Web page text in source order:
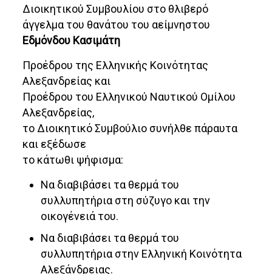
Διοικητικού Συμβουλίου στο θλιβερό
άγγελμα του θανάτου του αείμνηστου
Εδμόνδου Κασιμάτη
Προέδρου της Ελληνικής Κοινότητας
Αλεξανδρείας και
Προέδρου του Ελληνικού Ναυτικού Ομίλου
Αλεξανδρείας,
το Διοικητικό Συμβούλιο συνήλθε πάραυτα
και εξέδωσε
το κάτωθι ψήφισμα:
Να διαβιβάσει τα θερμά του
συλλυπητήρια στη σύζυγο και την
οικογένειά του.
Να διαβιβάσει τα θερμά του
συλλυπητήρια στην Ελληνική Κοινότητα
Αλεξάνδρειας.